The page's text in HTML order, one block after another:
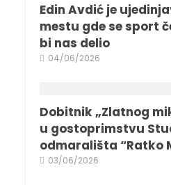
Edin Avdić je
mestu gde se sport
bi nas delio
04/06/2026
Dobitnik „Zlatnog
u gostoprimstvu
odmarališta “Ratko
03/06/2026